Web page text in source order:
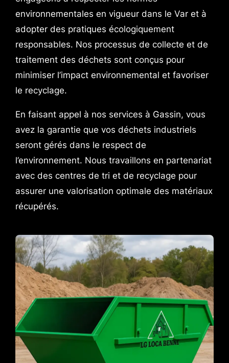
environnementales en vigueur dans le Var et à
adopter des pratiques écologiquement
responsables. Nos processus de collecte et de
traitement des déchets sont conçus pour
minimiser l’impact environnemental et favoriser
le recyclage.
En faisant appel à nos services à Gassin, vous
avez la garantie que vos déchets industriels
seront gérés dans le respect de
l’environnement. Nous travaillons en partenariat
avec des centres de tri et de recyclage pour
assurer une valorisation optimale des matériaux
récupérés.